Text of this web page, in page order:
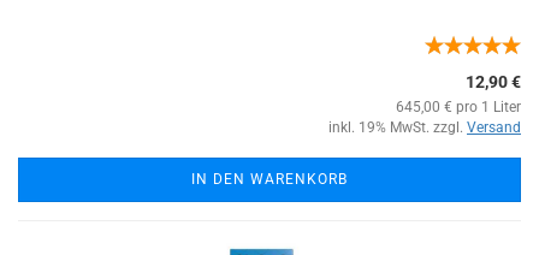
12,90 €
645,00 € pro 1 Liter
inkl. 19% MwSt. zzgl. Versand
IN DEN WARENKORB